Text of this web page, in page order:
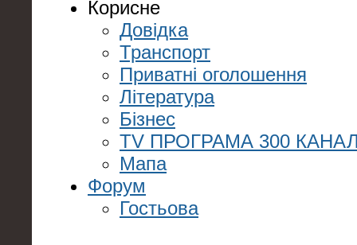
Корисне
Довідка
Транспорт
Приватні оголошення
Література
Бізнес
TV ПРОГРАМА 300
Мапа
Форум
Гостьова